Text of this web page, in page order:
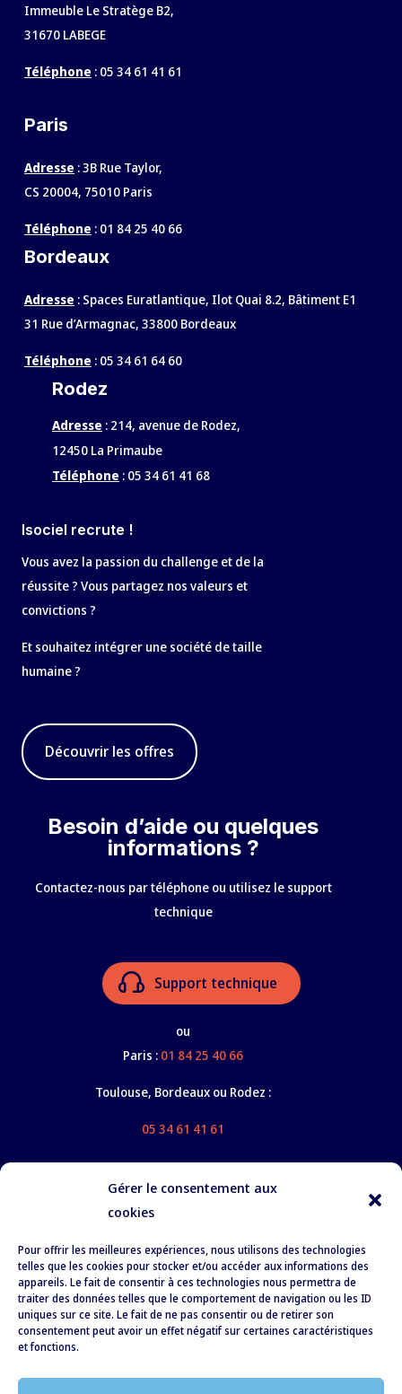
Gérer le consentement aux
cookies
Pour offrir les meilleures expériences, nous utilisons des technologies
telles que les cookies pour stocker et/ou accéder aux informations des
appareils. Le fait de consentir à ces technologies nous permettra de
traiter des données telles que le comportement de navigation ou les ID
uniques sur ce site. Le fait de ne pas consentir ou de retirer son
consentement peut avoir un effet négatif sur certaines caractéristiques
et fonctions.
Immeuble Le Stratège B2,
31670 LABEGE
Téléphone : 05 34 61 41 61
Paris
Adresse : 3B Rue Taylor,
CS 20004, 75010 Paris
Téléphone : 01 84 25 40 66
Bordeaux
Adresse : Spaces Euratlantique, Ilot Quai 8.2, Bâtiment E1
31 Rue d’Armagnac, 33800 Bordeaux
Téléphone : 05 34 61 64 60
Rodez
Adresse : 214, avenue de Rodez,
12450 La Primaube
Téléphone : 05 34 61 41 68
Isociel recrute !
Vous avez la passion du challenge et de la
réussite ? Vous partagez nos valeurs et
convictions ?
Et souhaitez intégrer une société de taille
humaine ?
Découvrir les offres
Besoin d’aide ou quelques
informations ?
Contactez-nous par téléphone ou utilisez le support
technique
Support technique
ou
Paris : 01 84 25 40 66
Toulouse, Bordeaux ou Rodez :
05 34 61 41 61
À propos
Formation
Recrutement